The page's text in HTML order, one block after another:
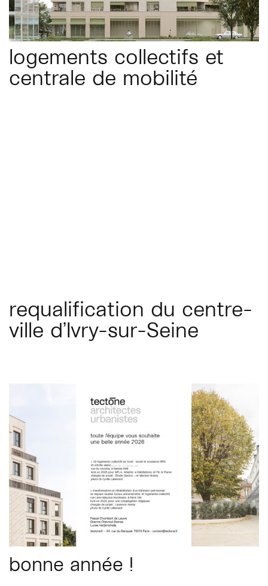
logements collectifs et
centrale de mobilité
requalification du centre-
ville d’Ivry-sur-Seine
bonne année !